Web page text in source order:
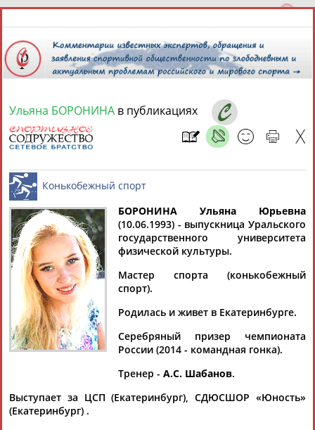
8 августа 2026 года,
СПОРТСМЕНЫ, ТРЕНЕРЫ И СПЕЦИАЛИСТЫ
Найдено: 13181персон Расширенный поиск
Аслаудин
АБАЕВ
Елена
АБАИМОВА
АБАКУМОВА
АБАЛАКИНА
АБАРЕНОВ
Тамилла
АБАСОВА
Рамазан
АБАЧАРАЕВ
Ростом
АБАШИДЗЕ
Ульяна БОРОНИНА в публикациях
Конькобежный спорт
БОРОНИНА Ульяна Юрьевна
(10.06.1993) - выпускница Уральского
государственного университета
физической культуры.
Мастер спорта (конькобежный
спорт).
Родилась и живет в Екатеринбурге.
Серебряный призер чемпионата
России (2014 - командная гонка).
Тренер - А.С. Шабанов.
Выступает за ЦСП (Екатеринбург), СДЮСШОР «Юность»
(Екатеринбург) .